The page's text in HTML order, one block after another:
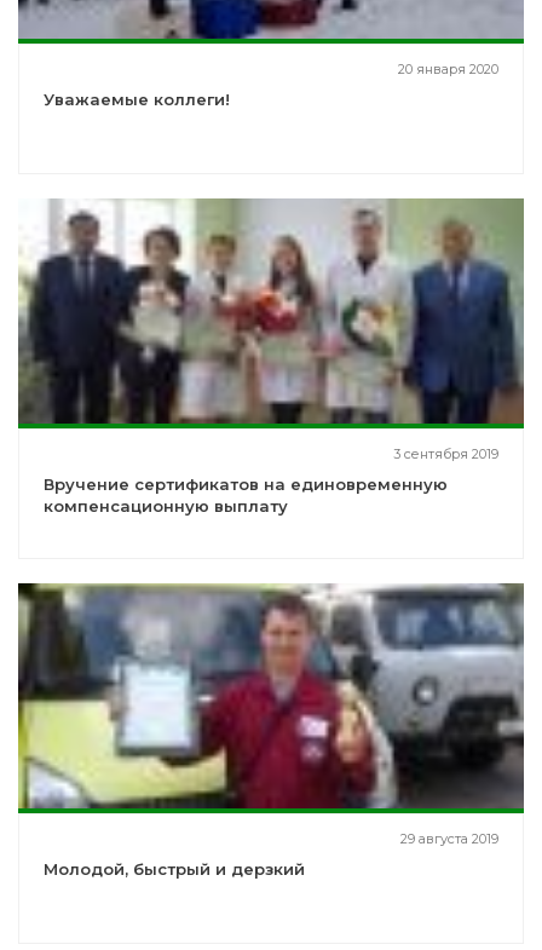
20 января 2020
Уважаемые коллеги!
3 сентября 2019
Вручение сертификатов на единовременную
компенсационную выплату
29 августа 2019
Молодой, быстрый и дерзкий